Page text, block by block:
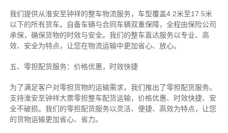
我们提供从淮安至钟祥的整车物流服务，车型覆盖4.2米至17.5米
以下的所有货车。自备车辆与合同车辆双重保障，全程由保险公司
承保，确保货物的时效与安全。我们的整车直达服务以专业、高
效、安全为特点，让您在物流运输中更加省心、放心。
五、零担配货服务：价格优惠，时效快捷
为了满足客户对零担货物的运输需求，我们推出了零担配货服务。
支持淮安至钟祥大票零担整车配货运输，价格优惠、时效快捷、安
全不破损。我们的零担配货服务以灵活、便捷、高效为特点，让您
的货物运输更加省心、省力。